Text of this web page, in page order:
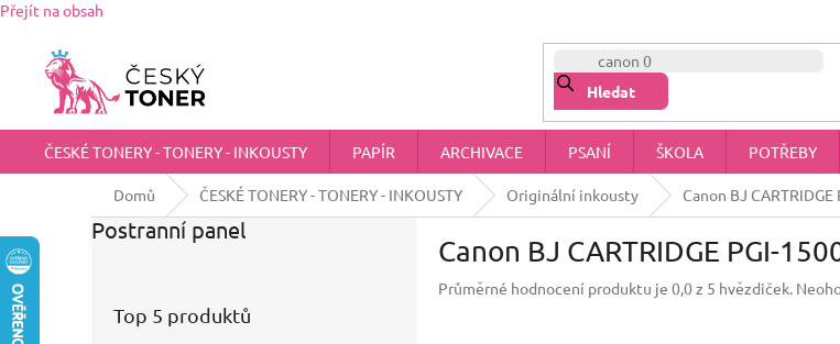
Přejít na obsah
chci@ceskytoner.cz
OBCHODNÍ PODMÍNKY
Hledat
ČESKÉ TONERY - TONERY - INKOUSTY PAPÍR ARCHIVACE PSANÍ ŠKOLA POTŘEBY
Domů ČESKÉ TONERY - TONERY - INKOUSTY Originální inkousty Canon BJ
Postranní panel
Top 5 produktů
Canon BJ CARTRIDGE PGI-
Průměrné hodnocení produktu je 0,0 z 5 hvězdiček.